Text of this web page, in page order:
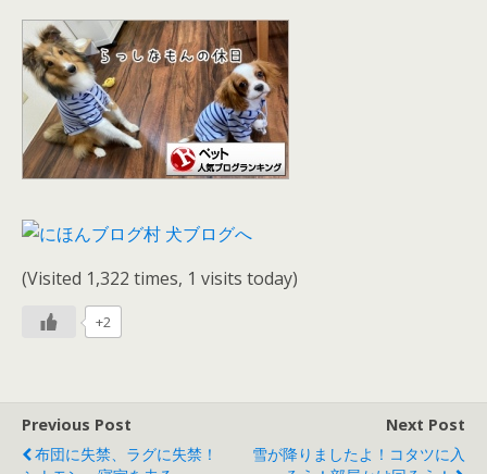
(Visited 1,322 times, 1 visits today)
+2
Previous Post
布団に失禁、ラグに失禁！
Next Post
雪が降りましたよ！コタツに入